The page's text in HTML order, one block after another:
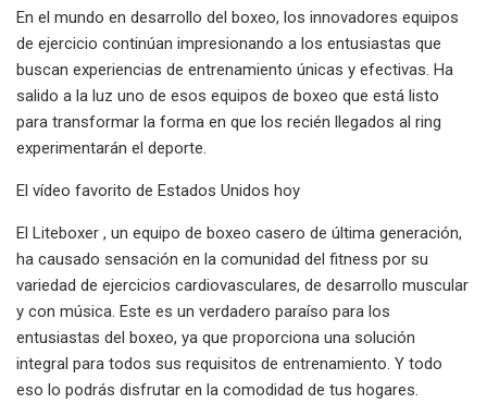
En el mundo en desarrollo del boxeo, los innovadores equipos
de ejercicio continúan impresionando a los entusiastas que
buscan experiencias de entrenamiento únicas y efectivas. Ha
salido a la luz uno de esos equipos de boxeo que está listo
para transformar la forma en que los recién llegados al ring
experimentarán el deporte.
El vídeo favorito de Estados Unidos hoy
El Liteboxer , un equipo de boxeo casero de última generación,
ha causado sensación en la comunidad del fitness por su
variedad de ejercicios cardiovasculares, de desarrollo muscular
y con música. Este es un verdadero paraíso para los
entusiastas del boxeo, ya que proporciona una solución
integral para todos sus requisitos de entrenamiento. Y todo
eso lo podrás disfrutar en la comodidad de tus hogares.